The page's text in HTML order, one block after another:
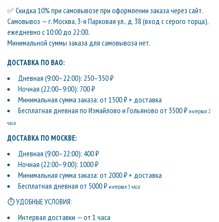
✅ Скидка 10% при самовывозе при оформлении заказа через сайт.
Самовывоз — г. Москва, 3-я Парковая ул., д. 38 (вход с серого торца),
ежедневно с 10:00 до 22:00.
Минимальной суммы заказа для самовывоза нет.
ДОСТАВКА ПО ВАО:
Дневная (9:00–22:00): 250–350 ₽
Ночная (22:00–9:00): 700 ₽
Минимальная сумма заказа: от 1500 ₽ + доставка
Бесплатная дневная по Измайлово и Гольяново от 3500 ₽ интервал 2
часа
ДОСТАВКА ПО МОСКВЕ:
Дневная (9:00–22:00): 400 ₽
Ночная (22:00–9:00): 1000 ₽
Минимальная сумма заказа: от 2000 ₽ + доставка
Бесплатная дневная от 5000 ₽ интервал 3 часа
⏱ УДОБНЫЕ УСЛОВИЯ:
Интервал доставки — от 1 часа